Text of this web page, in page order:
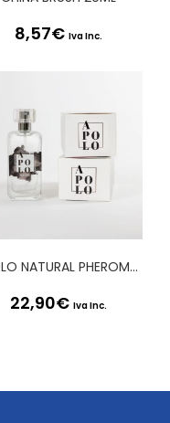
8,57€ Iva Inc.
APOLO NATURAL PHEROMONES PERFUME PARA HOMEM SECRET PLAY 50ML
22,90€ Iva Inc.